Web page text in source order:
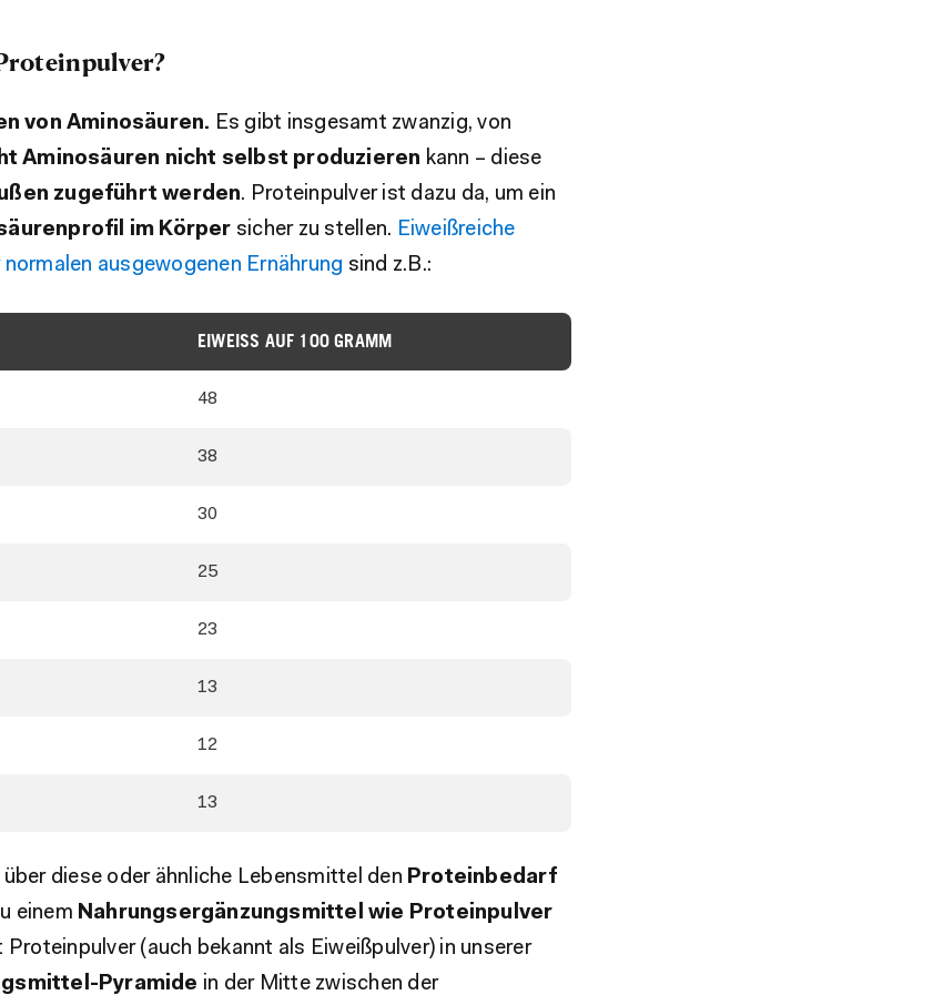
von Aminosäuren. Es gibt insgesamt zwanzig, von
Aminosäuren nicht selbst produzieren kann – diese
zugeführt werden. Proteinpulver ist dazu da, um ein
im Körper sicher zu stellen. Eiweißreiche
ausgewogenen Ernährung sind z.B.:
EIWEISS AUF 100 GRAMM
48
38
30
25
23
13
12
13
diese oder ähnliche Lebensmittel den Proteinbedarf
einem Nahrungsergänzungsmittel wie Proteinpulver
(auch bekannt als Eiweißpulver) in unserer
Pyramide in der Mitte zwischen der